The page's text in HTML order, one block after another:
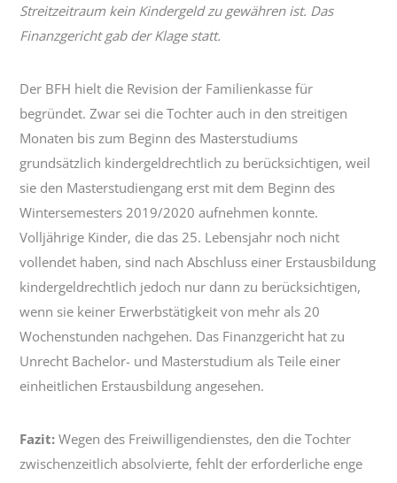
Streitzeitraum kein Kindergeld zu gewähren ist. Das
Finanzgericht gab der Klage statt.
Der BFH hielt die Revision der Familienkasse für
begründet. Zwar sei die Tochter auch in den streitigen
Monaten bis zum Beginn des Masterstudiums
grundsätzlich kindergeldrechtlich zu berücksichtigen, weil
sie den Masterstudiengang erst mit dem Beginn des
Wintersemesters 2019/2020 aufnehmen konnte.
Volljährige Kinder, die das 25. Lebensjahr noch nicht
vollendet haben, sind nach Abschluss einer Erstausbildung
kindergeldrechtlich jedoch nur dann zu berücksichtigen,
wenn sie keiner Erwerbstätigkeit von mehr als 20
Wochenstunden nachgehen. Das Finanzgericht hat zu
Unrecht Bachelor- und Masterstudium als Teile einer
einheitlichen Erstausbildung angesehen.
Fazit: Wegen des Freiwilligendienstes, den die Tochter
zwischenzeitlich absolvierte, fehlt der erforderliche enge